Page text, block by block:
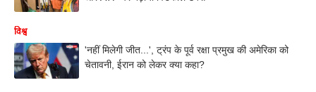
विश्व
'नहीं मिलेगी जीत...', ट्रंप के पूर्व रक्षा प्रमुख की अमेरिका को
चेतावनी, ईरान को लेकर क्या कहा?